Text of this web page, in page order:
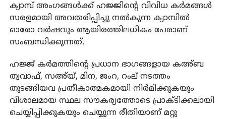
ക്യാമ്പ് അംഗങ്ങള്‍ക്ക് ഹജ്ജിന്റെ വിവിധ കര്‍മങ്ങള്‍
സരളമായി അവതരിപ്പിച്ചു നല്‍കുന്ന ക്യാമ്പില്‍
ഓരോ വര്‍ഷവും ആയിരത്തിലധികം പേരാണ്
സംബന്ധിക്കുന്നത്.
ഹജ്ജ് കര്‍മത്തിന്റെ പ്രധാന ഭാഗങ്ങളായ കഅ്ബ
ത്വവാഫ്, സഅ്‌യ്, മിന, ജംറ, റംല് നടത്തം
തുടങ്ങിയവ പ്രതീകാത്മകമായി നിര്‍മിക്കുകയും
വിശാലമായ സ്ഥല സൗകര്യത്തോടെ പ്രാക്ടിക്കലായി
ചെയ്യിപ്പിക്കുകയും ചെയ്യുന്ന രീതിയാണ് മറ്റു